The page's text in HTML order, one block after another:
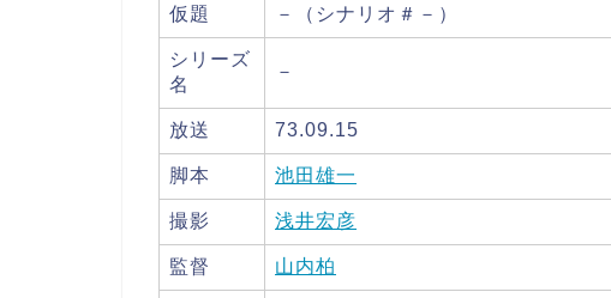
仮題 －（シナリオ＃－）
シリーズ
名
－
放送 73.09.15
脚本 池田雄一
撮影 浅井宏彦
監督 山内柏